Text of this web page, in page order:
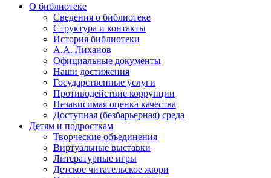
О библиотеке
Сведения о библиотеке
Структура и контакты
История библиотеки
А.А. Лиханов
Официальные документы
Наши достижения
Государственные услуги
Противодействие коррупции
Независимая оценка качества
Доступная (безбарьерная) среда
Детям и подросткам
Творческие объединения
Виртуальные выставки
Литературные игры
Детское читательское жюри